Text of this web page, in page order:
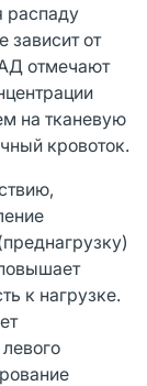
распаду
зависит от
отмечают
на тканевую
кровоток.
к нагрузке.